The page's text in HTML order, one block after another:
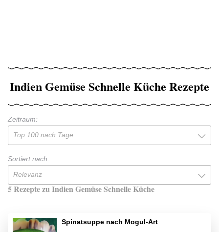
Indien Gemüse Schnelle Küche Rezepte
Zeitraum:
Top 100 nach Tage
Sortiert nach:
Relevanz
5 Rezepte zu Indien Gemüse Schnelle Küche
Spinatsuppe nach Mogul-Art